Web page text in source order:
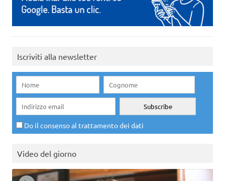
Iscriviti alla newsletter
Do il consenso al trattamento dei dati
Video del giorno